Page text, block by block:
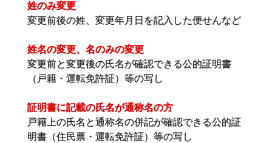
姓のみ変更
変更前後の姓、変更年月日を記入した便せんなど
姓名の変更、名のみの変更
変更前と変更後の氏名が確認できる公的証明書
（戸籍・運転免許証）等の写し
証明書に記載の氏名が通称名の方
戸籍上の氏名と通称名の併記が確認できる公的証
明書（住民票・運転免許証）等の写し